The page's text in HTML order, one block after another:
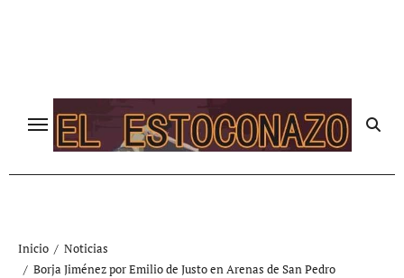
Inicio
Noticias
Borja Jiménez por Emilio de Justo en Arenas de San Pedro